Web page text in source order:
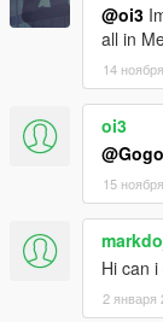
@oi3
all in
14
oi3
15
Hi can
2 января